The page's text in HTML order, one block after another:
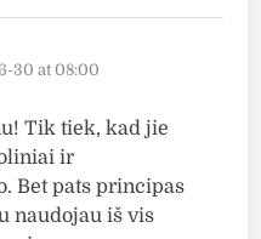
30 at 08:00
Tik tiek, kad jie
ir
Bet pats principas
naudojau iš vis